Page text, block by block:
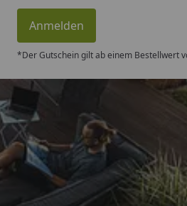
Anmelden
*Der Gutschein gilt ab einem Bestellwert
Trusted